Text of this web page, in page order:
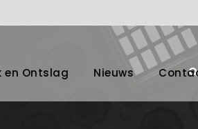
en Ontslag Nieuws